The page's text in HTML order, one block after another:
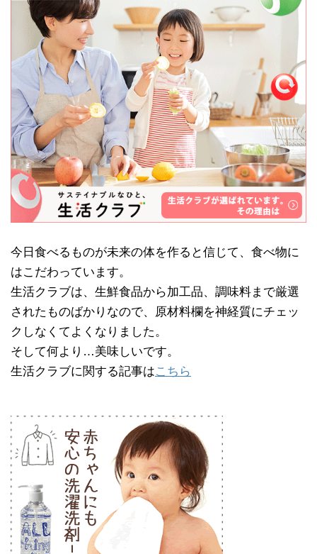
今日食べるものが未来の体を作ると信じて、食べ物に
はこだわっています。
生活クラブは、生鮮食品から加工品、調味料まで厳選
されたものばかりなので、原材料欄を神経質にチェッ
クしなくてよくなりました。
そして何より…美味しいです。
生活クラブに関する記事はこちら